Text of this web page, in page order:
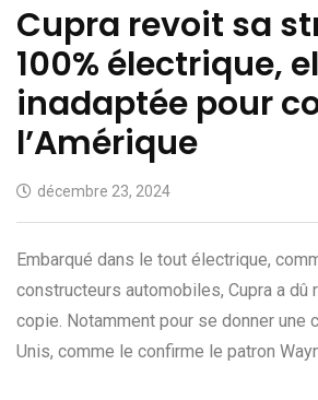
Cupra revoit sa
100% électrique,
inadaptée pour
l’Amérique
décembre 23, 2024
Embarqué dans le tout électrique,
constructeurs automobiles, Cupra a dû
copie. Notamment pour se donner une
Unis, comme le confirme le patron